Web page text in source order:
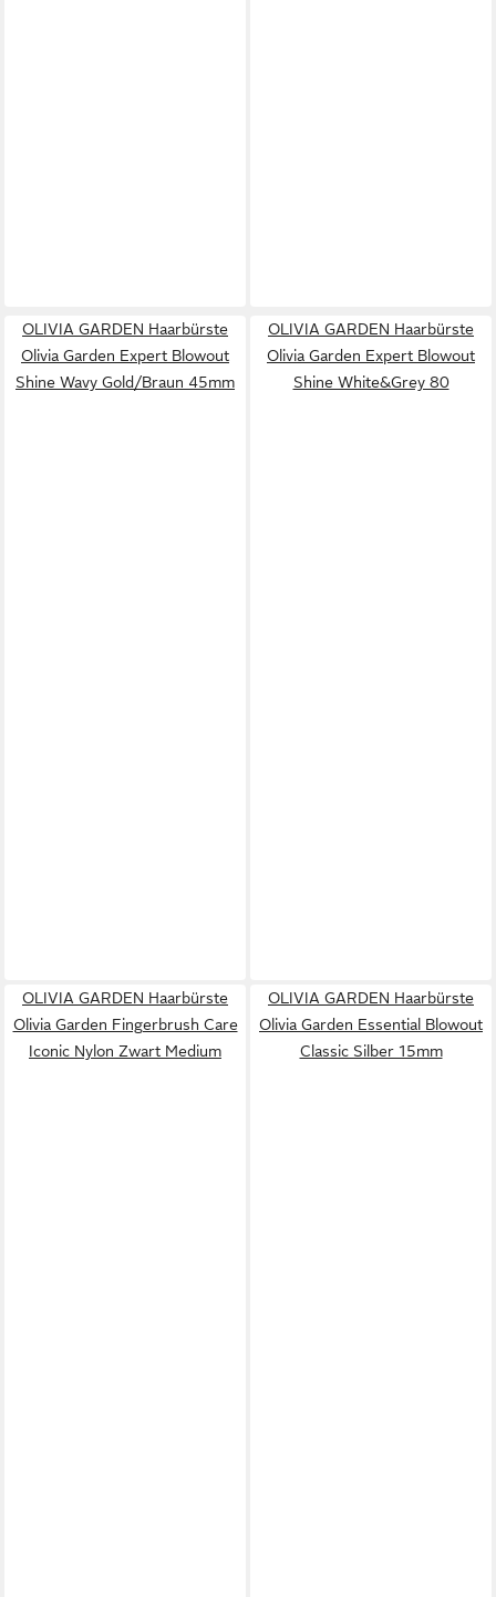
OLIVIA GARDEN Haarbürste
Olivia Garden Expert Blowout
Shine Wavy Gold/Braun 45mm
OLIVIA GARDEN Haarbürste
Olivia Garden Expert Blowout
Shine White&Grey 80
OLIVIA GARDEN Haarbürste
Olivia Garden Fingerbrush Care
Iconic Nylon Zwart Medium
OLIVIA GARDEN Haarbürste
Olivia Garden Essential Blowout
Classic Silber 15mm